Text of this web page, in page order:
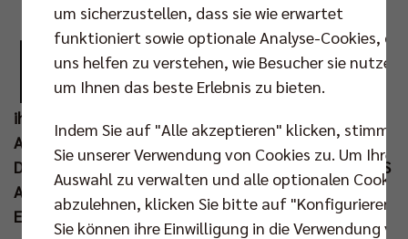
E ndlich ist die deutsche Nationalmannschaft
wieder live in der Region Berlin-Brandenburg
zu sehen! Volleyballfans können sich jetzt
ihre Tickets für die beiden Länderspiele der DVV-
Auswahl gegen die Niederlande in Potsdam sichern.
Die Begegnungen am 04. und 05. Sep 2026 in der MBS
Arena bilden die Generalprobe für die
Europameisterschaft.
um sicherzustellen, dass sie wie erwartet
funktioniert sowie optionale Analyse-Cookies, die
uns helfen zu verstehen, wie Besucher sie nutzen,
um Ihnen das beste Erlebnis zu bieten.
Indem Sie auf "Alle akzeptieren" klicken, stimmen
Sie unserer Verwendung von Cookies zu. Um Ihre
Auswahl zu verwalten und alle optionalen Cookies
abzulehnen, klicken Sie bitte auf "Konfigurieren".
Sie können ihre Einwilligung in die Verwendung